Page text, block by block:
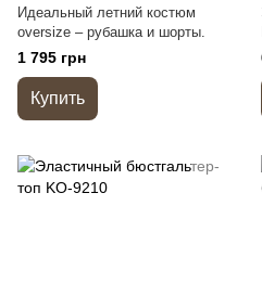
Идеальный летний костюм
oversize – рубашка и шорты.
1 795 грн
Купить